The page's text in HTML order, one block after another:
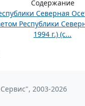
Содержание
Северная
Республики
1994 г.) (с...
2003-2026